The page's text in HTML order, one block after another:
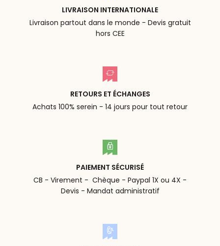
LIVRAISON INTERNATIONALE
Livraison partout dans le monde - Devis gratuit
hors CEE
RETOURS ET ÉCHANGES
Achats 100% serein - 14 jours pour tout retour
PAIEMENT SÉCURISÉ
CB - Virement - Chèque - Paypal 1X ou 4X -
Devis - Mandat administratif